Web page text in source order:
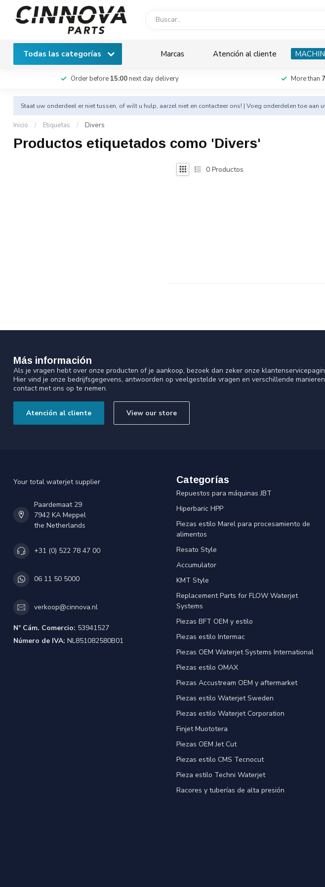
Todas las categorías Marcas Atención al cliente
Order before 15:00next day delivery More than
Staat uw onderdeel er niet tussen, of wilt u hulp, aarzel niet en contacteer ons! | Voeg onderdelen toe aan
Inicio / Etiquetas / Divers
Productos etiquetados como 'Divers'
0 Productos
Más información
Als je vragen hebt over onze producten of je aankoop, bezoek dan zeker onze
Hier vind je onze bedrijfsgegevens, antwoorden op veelgestelde vragen en verschillende
contact met ons op te nemen.
Atención al cliente View our store
Your total waterjet supplier
Paardemaat 29
7942 KA Meppel
the Netherlands
+31 (0) 522 78 47 00
06 11 50 5000
verkoop@cinnova.nl
Nº Cám. Comercio: 53941527
Número de IVA: NL851082580B01
Categorías
Repuestos para máquinas JBT
Hiperbaric HPP
Piezas estilo Marel para procesamiento de
alimentos
Resato Style
Accumulator
KMT Style
Replacement Parts for FLOW Waterjet
Systems
Piezas BFT OEM y estilo
Piezas estilo Intermac
Piezas OEM Waterjet Systems International
Piezas estilo OMAX
Piezas Accustream OEM y aftermarket
Piezas estilo Waterjet Sweden
Piezas estilo Waterjet Corporation
Finjet Muototera
Piezas OEM Jet Cut
Piezas estilo CMS Tecnocut
Pieza estilo Techni Waterjet
Racores y tuberías de alta presión